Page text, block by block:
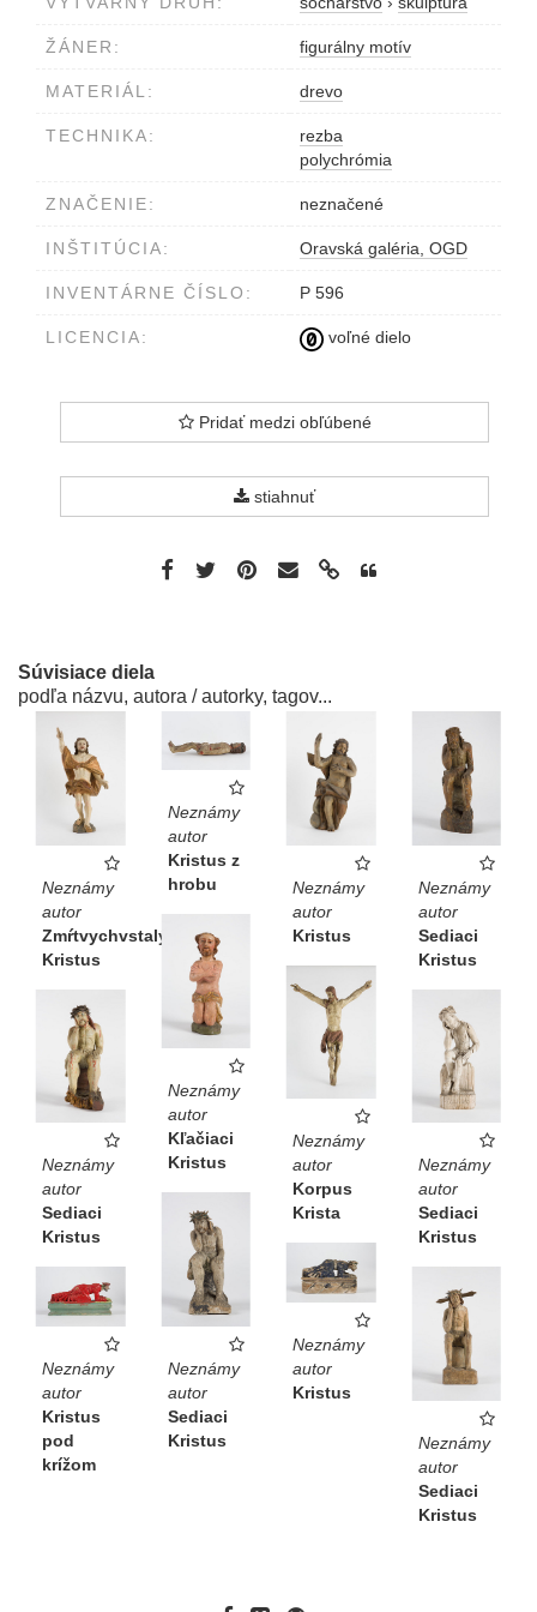
ŽÁNER: figurálny motív
MATERIÁL: drevo
TECHNIKA:
rezba
polychrómia
ZNAČENIE: neznačené
INŠTITÚCIA: Oravská galéria, OGD
INVENTÁRNE ČÍSLO: P 596
LICENCIA: voľné dielo
Pridať medzi obľúbené
stiahnuť
Súvisiace diela
podľa názvu, autora / autorky, tagov...
Neznámy
autor
Zmŕtvychvstalý
Kristus
Neznámy
autor
Kristus z
hrobu
Neznámy
autor
Kristus
Neznámy
autor
Sediaci
Kristus
Neznámy
autor
Kľačiaci
Kristus
Neznámy
autor
Korpus
Krista
Neznámy
autor
Sediaci
Kristus
Neznámy
autor
Sediaci
Kristus
Neznámy
autor
Sediaci
Kristus
Neznámy
autor
Kristus
Neznámy
autor
Kristus
pod
krížom
Neznámy
autor
Sediaci
Kristus